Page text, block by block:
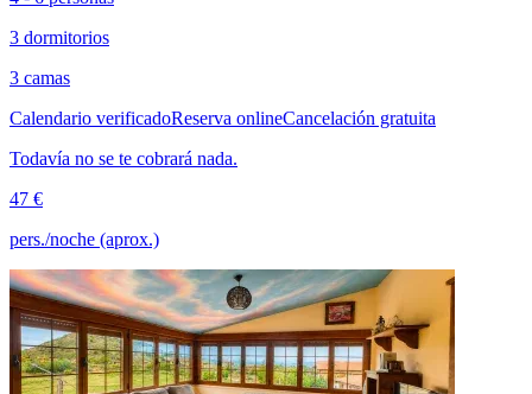
3 dormitorios
3 camas
Calendario verificadoReserva onlineCancelación gratuita
Todavía no se te cobrará nada.
47 €
pers./noche (aprox.)